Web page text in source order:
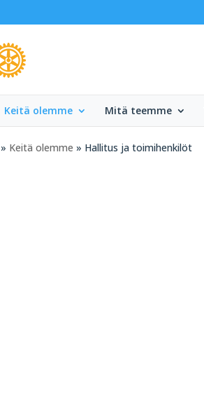
Keitä olemme Mitä teemme
» Keitä olemme » Hallitus ja toimihenkilöt